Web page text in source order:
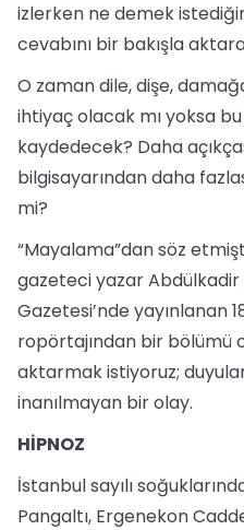
izlerken ne demek
cevabını bir bakışla
O zaman dile, dişe,
ihtiyaç olacak mı yoksa
kaydedecek? Daha
bilgisayarından daha
mi?
“Mayalama”dan söz
gazeteci yazar Abdülkadir
Gazetesi’nde yayınlanan
ropörtajından bir bölümü
aktarmak istiyoruz;
inanılmayan bir olay.
HİPNOZ
İstanbul sayılı
Pangaltı, Ergenekon